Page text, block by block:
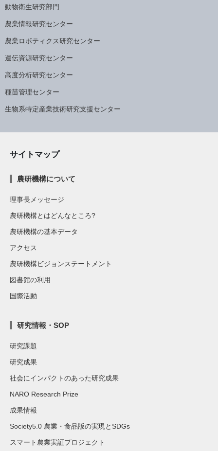
動物衛生研究部門
農業情報研究センター
農業ロボティクス研究センター
遺伝資源研究センター
高度分析研究センター
種苗管理センター
生物系特定産業技術研究支援センター
サイトマップ
農研機構について
理事長メッセージ
農研機構とはどんなところ?
農研機構の基本データ
アクセス
農研機構ビジョンステートメント
図書館の利用
国際活動
研究情報・SOP
研究課題
研究成果
社会にインパクトのあった研究成果
NARO Research Prize
成果情報
Society5.0 農業・食品版の実現とSDGs
スマート農業実証プロジェクト